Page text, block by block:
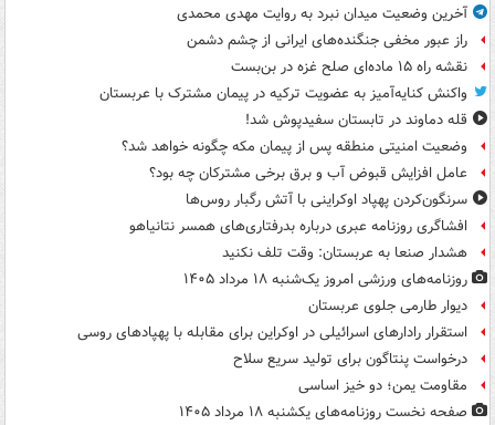
آخرین وضعیت میدان نبرد به روایت مهدی محمدی
راز عبور مخفی جنگنده‌های ایرانی از چشم دشمن
نقشه راه ۱۵ ماده‌ای صلح غزه در بن‌بست
واکنش کنایه‌آمیز به عضویت ترکیه در پیمان مشترک با عربستان
قله دماوند در تابستان سفیدپوش شد!
وضعیت امنیتی منطقه پس از پیمان مکه چگونه خواهد شد؟
عامل افزایش قبوض آب و برق برخی مشترکان چه بود؟
سرنگون‌کردن پهپاد اوکراینی با آتش رگبار روس‌ها
افشاگری روزنامه عبری درباره بدرفتاری‌های همسر نتانیاهو
هشدار صنعا به عربستان: وقت تلف نکنید
روزنامه‌های ورزشی امروز یک‌شنبه ۱۸ مرداد ۱۴۰۵
دیوار طارمی جلوی عربستان
استقرار رادارهای اسرائیلی در اوکراین برای مقابله با پهپادهای روسی
درخواست پنتاگون برای تولید سریع سلاح
مقاومت یمن؛ دو خیز اساسی
صفحه نخست روزنامه‌های یکشنبه ۱۸ مرداد ۱۴۰۵